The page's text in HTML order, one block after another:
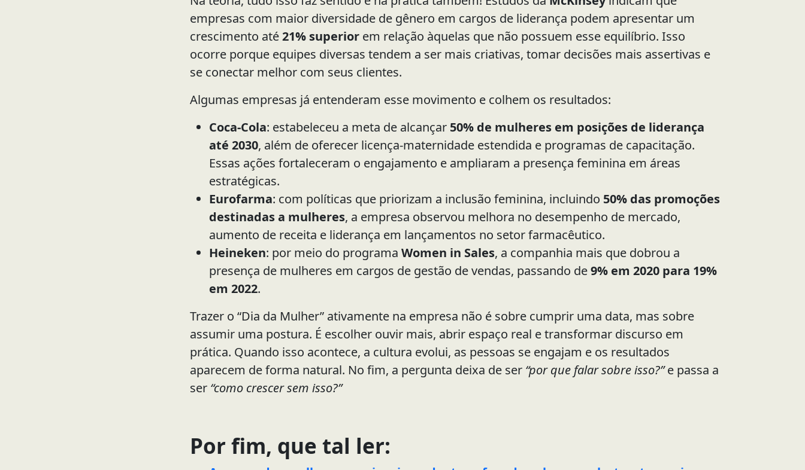
empresas com maior diversidade de gênero em cargos de liderança podem apresentar um
crescimento até21% superior em relação àquelas que não possuem esse equilíbrio. Isso
ocorre porque equipes diversas tendem a ser mais criativas, tomar decisões mais assertivas e
se conectar melhor com seus clientes.
Algumas empresas já entenderam esse movimento e colhem os resultados:
Coca-Cola: estabeleceu a meta de alcançar 50% de mulheres em posições de liderança
até 2030, além de oferecer licença-maternidade estendida e programas de capacitação.
Essas ações fortaleceram o engajamento e ampliaram a presença feminina em áreas
estratégicas.
Eurofarma: com políticas que priorizam a inclusão feminina, incluindo 50% das promoções
destinadas a mulheres, a empresa observou melhora no desempenho de mercado,
aumento de receita e liderança em lançamentos no setor farmacêutico.
Heineken: por meio do programaWomen in Sales, a companhia mais que dobrou a
presença de mulheres em cargos de gestão de vendas, passando de9% em 2020 para 19%
em 2022.
Trazer o “Dia da Mulher” ativamente na empresa não é sobre cumprir uma data, mas sobre
assumir uma postura. É escolher ouvir mais, abrir espaço real e transformar discurso em
prática. Quando isso acontece, a cultura evolui, as pessoas se engajam e os resultados
aparecem de forma natural. No fim, a pergunta deixa de ser “por que falar sobre isso?”e passa a
ser “como crescer sem isso?”
Por fim, que tal ler: